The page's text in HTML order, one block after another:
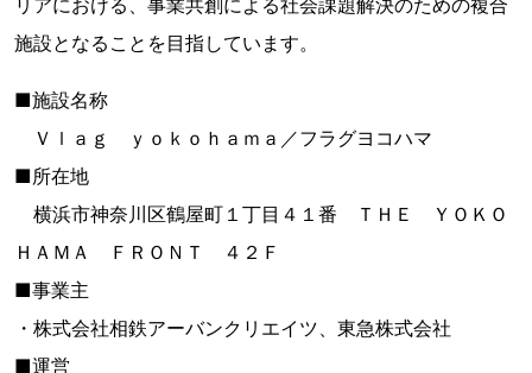
リアにおける、事業共創による社会課題解決のための複合
施設となることを目指しています。
■施設名称
Ｖｌａｇ ｙｏｋｏｈａｍａ／フラグヨコハマ
■所在地
横浜市神奈川区鶴屋町１丁目４１番 ＴＨＥ ＹＯＫＯ
ＨＡＭＡ ＦＲＯＮＴ ４２Ｆ
■事業主
・株式会社相鉄アーバンクリエイツ、東急株式会社
■運営